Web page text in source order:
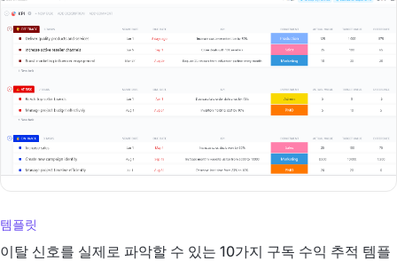
템플릿
이탈 신호를 실제로 파악할 수 있는 10가지 구독 수익 추적 템플